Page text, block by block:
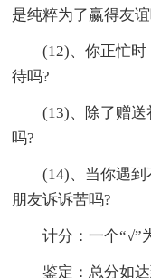
是纯粹为了赢得友
(12)、你正忙
待吗?
(13)、除了赠
吗?
(14)、当你遇
朋友诉诉苦吗?
计分：一个“√”
鉴定：总分如